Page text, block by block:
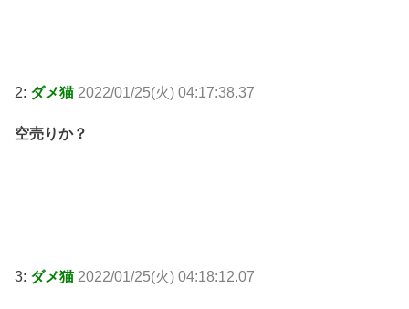
2: ダメ猫 2022/01/25(火) 04:17:38.37
空売りか？
3: ダメ猫 2022/01/25(火) 04:18:12.07